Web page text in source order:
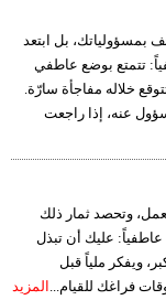
بمسؤولياتك، بل ابتعد
تتمتع بوضع عاطفي
خلاله مفاجأة سارّة.
عنه، إذا راجعت
وتحصد ثمار ذلك
عاطفياً: عليك أن تبذل
ويفكر ملياً قبل
فراغك للقيام... المزيد